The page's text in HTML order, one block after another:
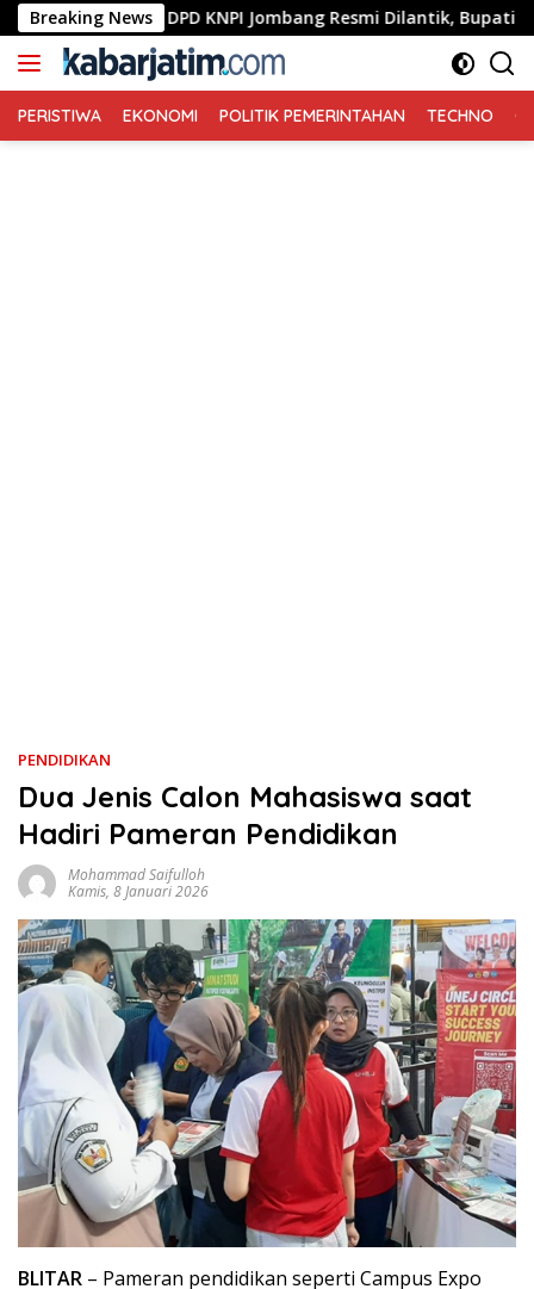
Langsung
ke
konten
Breaking News
DPD KNPI Jombang Resmi Dilantik, Bupati Warsubi
PERISTIWA EKONOMI POLITIK PEMERINTAHAN TECHNO
PENDIDIKAN
Dua Jenis Calon Mahasiswa saat
Hadiri Pameran Pendidikan
Mohammad Saifulloh
Kamis, 8 Januari 2026
BLITAR – Pameran pendidikan seperti Campus Expo